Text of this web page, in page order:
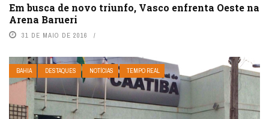
Em busca de novo triunfo, Vasco enfrenta Oeste na
Arena Barueri
31 DE MAIO DE 2016
BAHIA DESTAQUES NOTÍCIAS TEMPO REAL